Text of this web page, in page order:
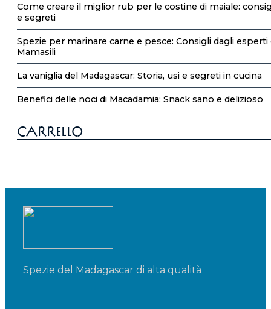
Come creare il miglior rub per le costine di maiale:
e segreti
Spezie per marinare carne e pesce: Consigli dagli esperti
Mamasili
La vaniglia del Madagascar: Storia, usi e segreti in cucina
Benefici delle noci di Macadamia: Snack sano e delizioso
Carrello
Spezie del Madagascar di alta qualità